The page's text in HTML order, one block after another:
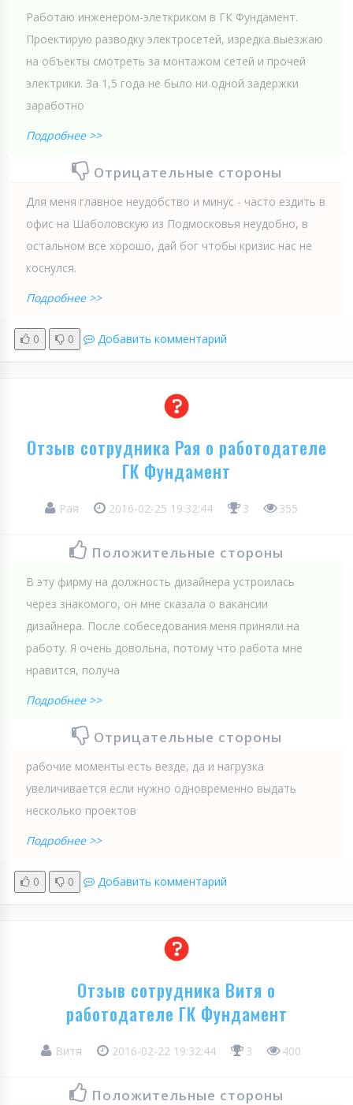
Работаю инженером-элеткриком в ГК Фундамент.
Проектирую разводку электросетей, изредка выезжаю
на объекты смотреть за монтажом сетей и прочей
электрики. За 1,5 года не было ни одной задержки
заработно
Подробнее >>
Отрицательные стороны
Для меня главное неудобство и минус - часто ездить в
офис на Шаболовскую из Подмосковья неудобно, в
остальном все хорошо, дай бог чтобы кризис нас не
коснулся.
Подробнее >>
0 0 Добавить комментарий
Отзыв сотрудника Рая о работодателе
ГК Фундамент
Рая 2016-02-25 19:32:44 3 355
Положительные стороны
В эту фирму на должность дизайнера устроилась
через знакомого, он мне сказала о вакансии
дизайнера. После собеседования меня приняли на
работу. Я очень довольна, потому что работа мне
нравится, получа
Подробнее >>
Отрицательные стороны
рабочие моменты есть везде, да и нагрузка
увеличивается если нужно одновременно выдать
несколько проектов
Подробнее >>
0 0 Добавить комментарий
Отзыв сотрудника Витя о
работодателе ГК Фундамент
Витя 2016-02-22 19:32:44 3 400
Положительные стороны